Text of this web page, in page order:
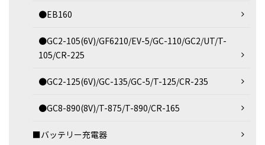
●EB160
●GC2-105(6V)/GF6210/EV-5/GC-110/GC2/UT/T-
105/CR-225
●GC2-125(6V)/GC-135/GC-5/T-125/CR-235
●GC8-890(8V)/T-875/T-890/CR-165
■バッテリー充電器